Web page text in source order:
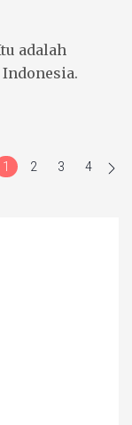
adalah
1 2 3 4